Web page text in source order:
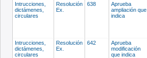
Intrucciones,
dictámenes,
circulares
Resolución
Ex.
638
Aprueba
ampliación que
indica
Intrucciones,
dictámenes,
circulares
Resolución
Ex.
642
Aprueba
modificación
que indica